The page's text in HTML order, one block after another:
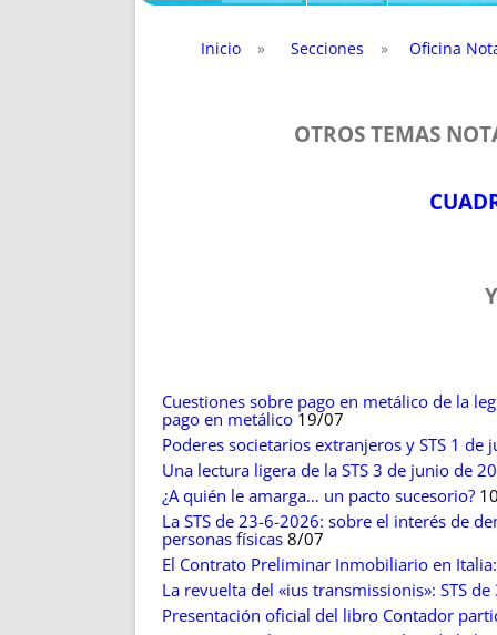
INFORMES MENSUALES
ENRIQUECIDAS
A MANO
VOCES
TITULARES
Inicio » Secciones » Oficina
OTROS TEMAS
Cuestiones sobre pago en metálico de la
pago en metálico 19/07
Poderes societarios extranjeros y STS 1 de
Una lectura ligera de la STS 3 de junio de
¿A quién le amarga… un pacto sucesorio?
La STS de 23-6-2026: sobre el interés de
personas físicas8/07
El Contrato Preliminar Inmobiliario en
La revuelta del «ius transmissionis»: STS
Presentación oficial del libro Contador